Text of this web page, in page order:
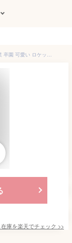
おなまえコップ プラスチック オリジナルコップ 卒業 卒園 可愛い ロケット くるま いちご さくらんぼ 割れないコップ 幼稚園 子供用コップ 幼稚園コップ 名前入り オリジナル 食洗機対応 電子レンジ 子ども 男の子 女の子
庫を楽天でチェック >>